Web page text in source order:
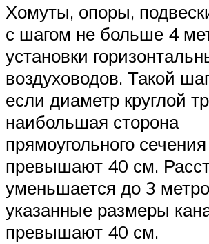
Хомуты, опоры,
с шагом не больше 4
установки
воздуховодов. Такой
если диаметр круглой
наибольшая сторона
прямоугольного
превышают 40 см.
уменьшается до 3
указанные размеры
превышают 40 см.